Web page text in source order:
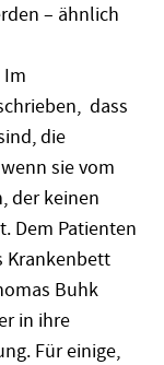
– ähnlich
dass
die
sie vom
der keinen
Dem Patienten
Krankenbett
Buhk
in ihre
Für einige,